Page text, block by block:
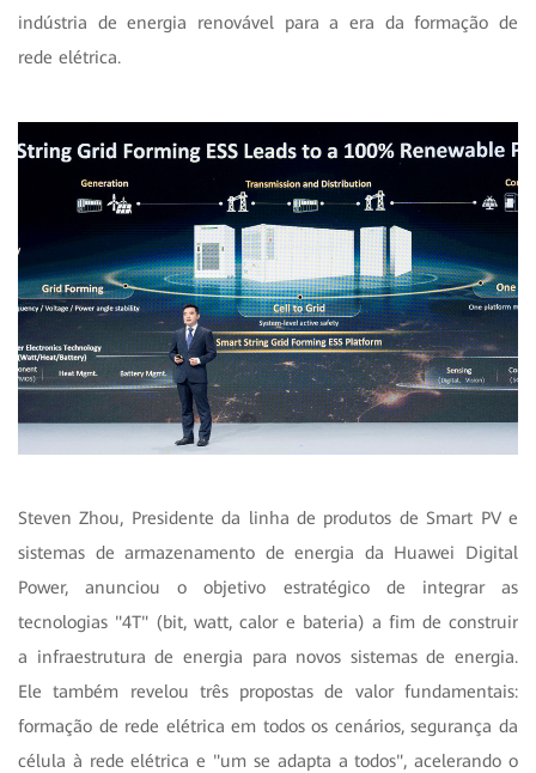
indústria de energia renovável para a era da formação de
rede elétrica.
Steven Zhou, Presidente da linha de produtos de Smart PV e
sistemas de armazenamento de energia da Huawei Digital
Power, anunciou o objetivo estratégico de integrar as
tecnologias "4T" (bit, watt, calor e bateria) a fim de construir
a infraestrutura de energia para novos sistemas de energia.
Ele também revelou três propostas de valor fundamentais:
formação de rede elétrica em todos os cenários, segurança da
célula à rede elétrica e "um se adapta a todos", acelerando o